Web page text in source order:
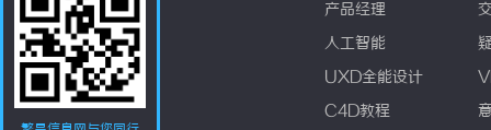
产品经理
人工智能
UXD全能设计
C4D教程